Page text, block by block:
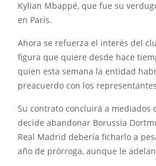
Kylian Mbappé, que fue su
en París.
Ahora se refuerza el interés del
figura que quiere desde hace
quien esta semana la entidad
preacuerdo con los
Su contrato concluirá a mediados
decide abandonar Borussia
Real Madrid debería ficharlo a
año de prórroga, aunque le